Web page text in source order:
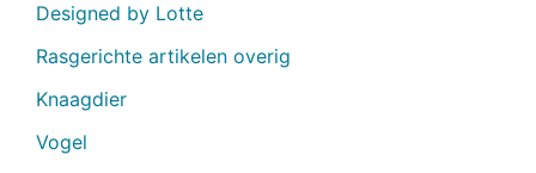
Designed by Lotte
Rasgerichte artikelen overig
Knaagdier
Vogel